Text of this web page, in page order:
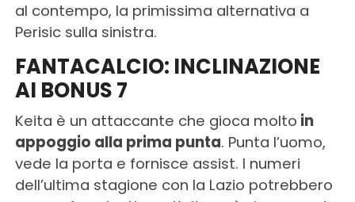
al contempo, la primissima alternativa a
Perisic sulla sinistra.
FANTACALCIO: INCLINAZIONE
AI BONUS 7
Keita è un attaccante che gioca molto in
appoggio alla prima punta. Punta l’uomo,
vede la porta e fornisce assist. I numeri
dell’ultima stagione con la Lazio potrebbero